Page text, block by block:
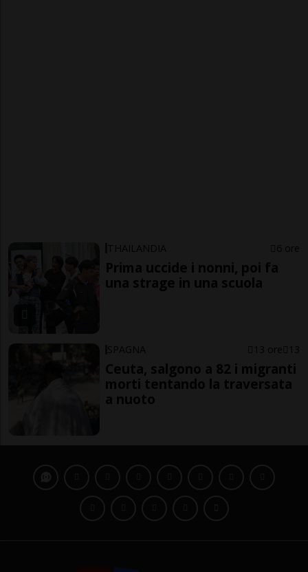
THAILANDIA 6 ore
Prima uccide i nonni, poi fa
una strage in una scuola
SPAGNA 13 ore 13
Ceuta, salgono a 82 i migranti
morti tentando la traversata
a nuoto